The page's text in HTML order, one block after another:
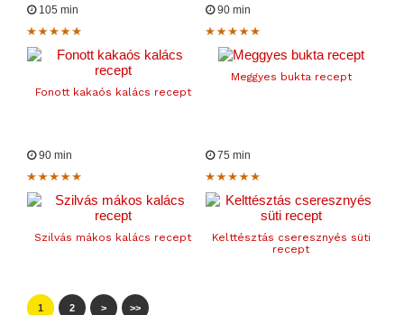
105 min
Fonott kakaós kalács recept
90 min
Meggyes bukta recept
90 min
Szilvás mákos kalács recept
75 min
Kelttésztás cseresznyés süti
recept
1 2 > >>